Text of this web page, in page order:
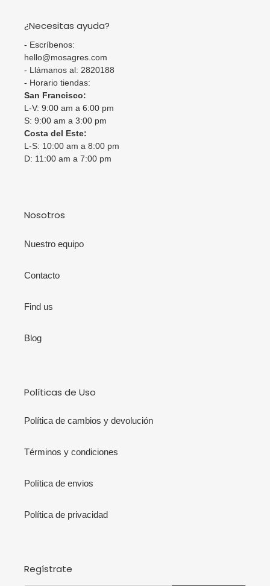
¿Necesitas ayuda?
- Escríbenos:
hello@mosagres.com
- Llámanos al: 2820188
- Horario tiendas:
San Francisco:
L-V: 9:00 am a 6:00 pm
S: 9:00 am a 3:00 pm
Costa del Este:
L-S: 10:00 am a 8:00 pm
D: 11:00 am a 7:00 pm
Nosotros
Nuestro equipo
Contacto
Find us
Blog
Políticas de Uso
Política de cambios y devolución
Términos y condiciones
Política de envios
Política de privacidad
Regístrate